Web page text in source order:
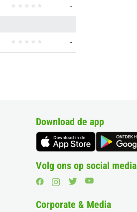
-
-
Download de app
Volg ons op social media
Corporate & Media